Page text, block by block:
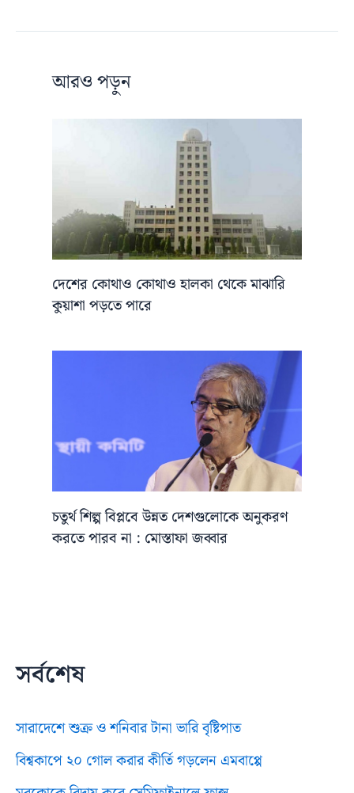
আরও পড়ুন
দেশের কোথাও কোথাও হালকা থেকে মাঝারি
কুয়াশা পড়তে পারে
চতুর্থ শিল্প বিপ্লবে উন্নত দেশগুলোকে অনুকরণ
করতে পারব না : মোস্তাফা জব্বার
সর্বশেষ
সারাদেশে শুক্র ও শনিবার টানা ভারি বৃষ্টিপাত
বিশ্বকাপে ২০ গোল করার কীর্তি গড়লেন এমবাপ্পে